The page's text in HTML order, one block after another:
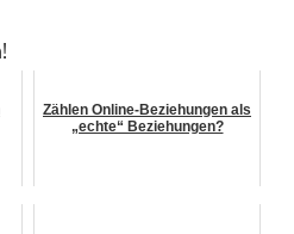
Zählen Online-Beziehungen als
„echte“ Beziehungen?